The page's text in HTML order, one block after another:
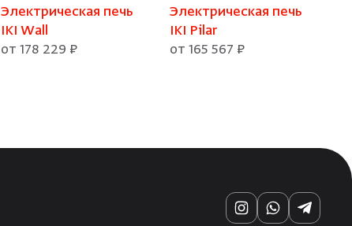
Электрическая печь
IKI Wall
от 178 229 ₽
Электрическая печь
IKI Pilar
от 165 567 ₽
InstagramWhatsApp